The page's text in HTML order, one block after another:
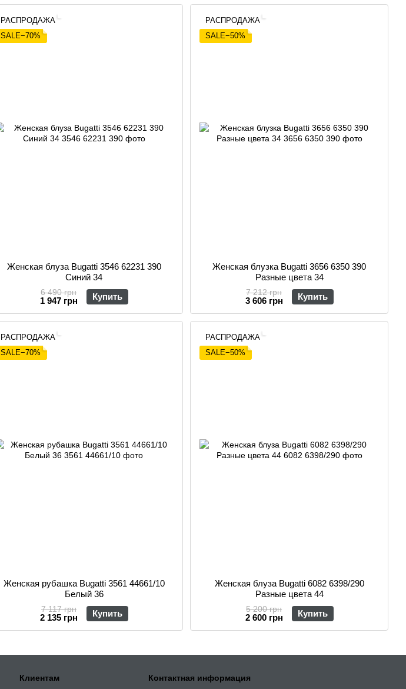
РАСПРОДАЖА
SALE−70%
Женская блуза Bugatti 3546 62231 390
Синий 34
6 490 грн
1 947 грн Купить
РАСПРОДАЖА
SALE−50%
Женская блузка Bugatti 3656 6350 390
Разные цвета 34
7 212 грн
3 606 грн Купить
РАСПРОДАЖА
SALE−70%
Женская рубашка Bugatti 3561 44661/10
Белый 36
7 117 грн
2 135 грн Купить
РАСПРОДАЖА
SALE−50%
Женская блуза Bugatti 6082 6398/290
Разные цвета 44
5 200 грн
2 600 грн Купить
Клиентам Контактная информация